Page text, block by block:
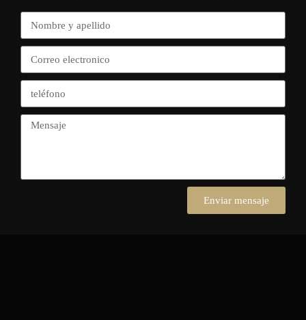
Enviar mensaje